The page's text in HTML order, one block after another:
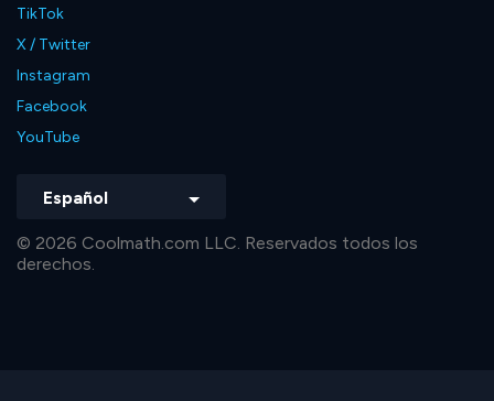
TikTok
X / Twitter
Instagram
Facebook
YouTube
Español
© 2026 Coolmath.com LLC. Reservados todos los
derechos.